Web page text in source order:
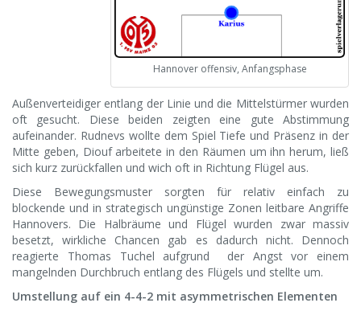
Hannover offensiv, Anfangsphase
Außenverteidiger entlang der Linie und die Mittelstürmer wurden
oft gesucht. Diese beiden zeigten eine gute Abstimmung
aufeinander. Rudnevs wollte dem Spiel Tiefe und Präsenz in der
Mitte geben, Diouf arbeitete in den Räumen um ihn herum, ließ
sich kurz zurückfallen und wich oft in Richtung Flügel aus.
Diese Bewegungsmuster sorgten für relativ einfach zu
blockende und in strategisch ungünstige Zonen leitbare Angriffe
Hannovers. Die Halbräume und Flügel wurden zwar massiv
besetzt, wirkliche Chancen gab es dadurch nicht. Dennoch
reagierte Thomas Tuchel aufgrund der Angst vor einem
mangelnden Durchbruch entlang des Flügels und stellte um.
Umstellung auf ein 4-4-2 mit asymmetrischen Elementen